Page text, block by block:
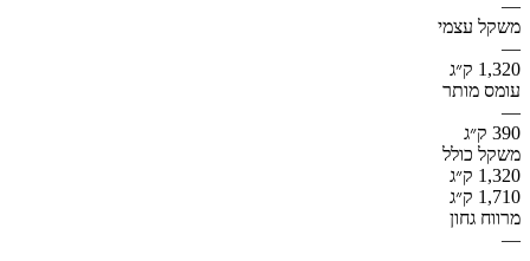
—
משקל עצמי
—
1,320 ק״ג
עומס מותר
—
390 ק״ג
משקל כולל
1,320 ק״ג
1,710 ק״ג
מרווח גחון
—